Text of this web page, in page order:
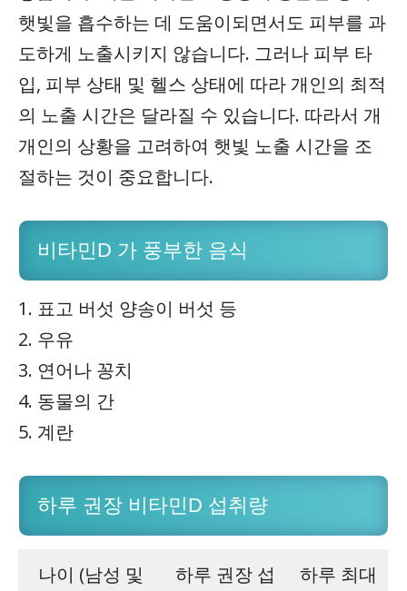
햇빛을 흡수하는 데 도움이되면서도 피부를 과
도하게 노출시키지 않습니다. 그러나 피부 타
입, 피부 상태 및 헬스 상태에 따라 개인의 최적
의 노출 시간은 달라질 수 있습니다. 따라서 개
개인의 상황을 고려하여 햇빛 노출 시간을 조
절하는 것이 중요합니다.
비타민D 가 풍부한 음식
1. 표고 버섯 양송이 버섯 등
2. 우유
3. 연어나 꽁치
4. 동물의 간
5. 계란
하루 권장 비타민D 섭취량
나이 (남성 및
하루 권장 섭
하루 최대